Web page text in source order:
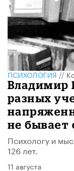
ПСИХОЛОГИЯ//
Владимир
разных
не бывает
Психологу и
126 лет.
11 августа